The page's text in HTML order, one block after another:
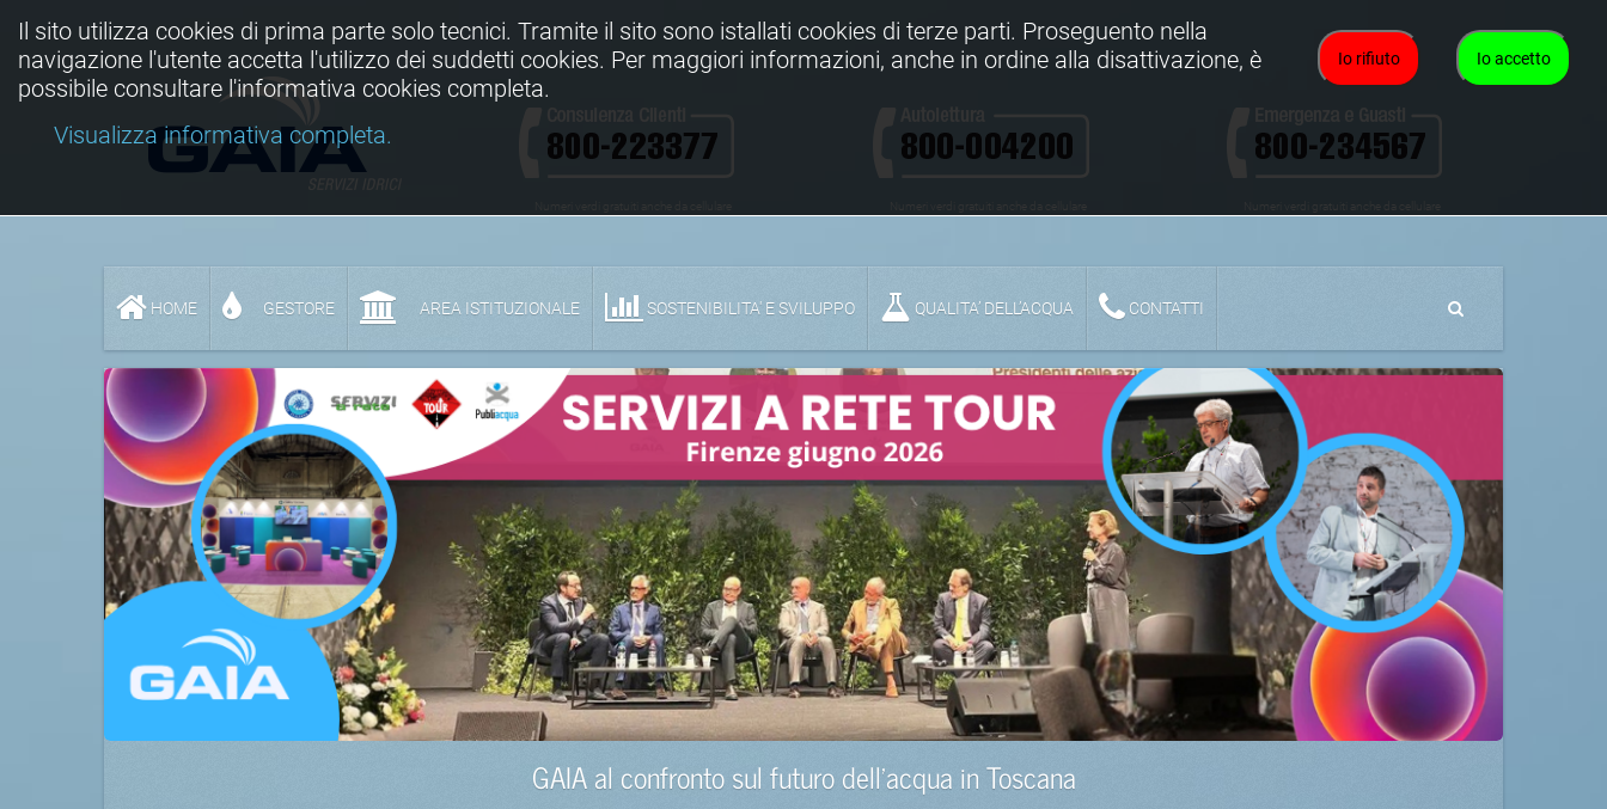
HOME GESTORE AREA ISTITUZIONALE SOSTENIBILITA' E SVILUPPO QUALITA’ DELL’ACQUA CONTATTI
GAIA al confronto sul futuro dell’acqua in Toscana
Io accetto
Io rifiuto
Il sito utilizza cookies di prima parte solo tecnici. Tramite il sito sono istallati cookies di terze parti. Proseguento nella
navigazione l'utente accetta l'utilizzo dei suddetti cookies. Per maggiori informazioni, anche in ordine alla disattivazione, è
possibile consultare l'informativa cookies completa.
Visualizza informativa completa.